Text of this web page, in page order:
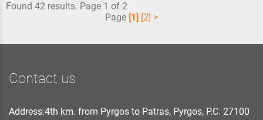
Found 42 results. Page 1 of 2
Page [1] [2] >
Contact us
Address:4th km. from Pyrgos to Patras, Pyrgos, P.C. 27100